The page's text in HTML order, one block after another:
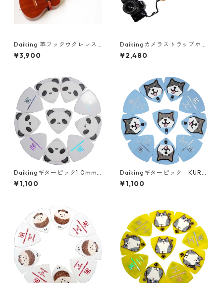
Daiking 革フックウクレレス
トラップヤシの木v2柄自社工
房製ハンドメイド
¥3,900
Daikingカメラストラップホヌ
＆モンステラ
¥2,480
Daikingギターピック1.0mm×
10枚パック硬質塩ビ製パンダ
柄。
¥1,100
Daikingギターピック KURO
SHIBA-TA1.0mmSET 黒柴犬の
柄10枚パックです。 硬質塩
¥1,100